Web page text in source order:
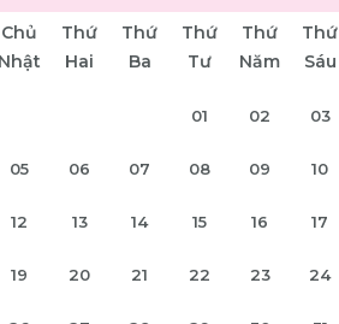
Chủ
Nhật
Thứ
Hai
Thứ
Ba
Thứ
Tư
Thứ
Năm
Thứ
Sáu
01 02 03
05 06 07 08 09 10
12 13 14 15 16 17
19 20 21 22 23 24